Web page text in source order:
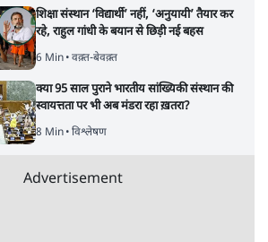
शिक्षा संस्थान ‘विद्यार्थी’ नहीं, ‘अनुयायी’ तैयार कर
रहे, राहुल गांधी के बयान से छिड़ी नई बहस
6 Min• वक़्त-बेवक़्त
क्या 95 साल पुराने भारतीय सांख्यिकी संस्थान की
स्वायत्तता पर भी अब मंडरा रहा ख़तरा?
8 Min• विश्लेषण
Advertisement